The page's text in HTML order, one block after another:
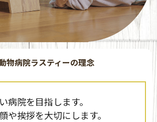
物病院ラスティーの理念
病院を目指します。
や挨拶を大切にします。